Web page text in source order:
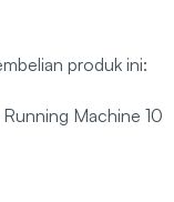
produk ini:
Machine 10